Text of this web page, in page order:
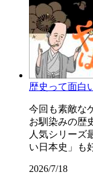
歴史って面白
今回も素敵な
お馴染みの歴
人気シリー
い日本史」
2026/7/18